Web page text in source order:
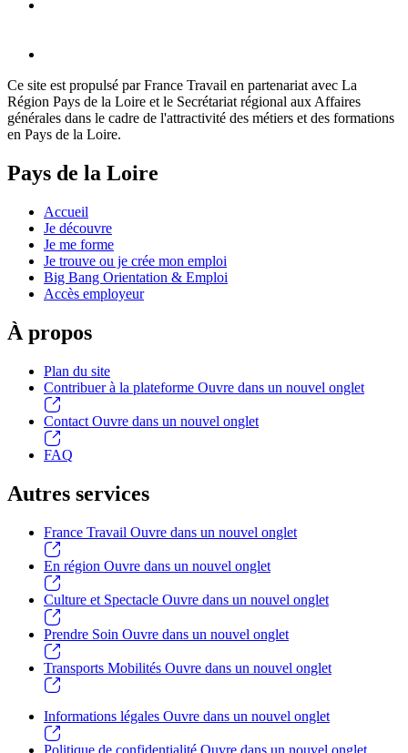
Ce site est propulsé par France Travail en partenariat avec La
Région Pays de la Loire et le Secrétariat régional aux Affaires
générales dans le cadre de l'attractivité des métiers et des formations
en Pays de la Loire.
Pays de la Loire
Accueil
Je découvre
Je me forme
Je trouve ou je crée mon emploi
Big Bang Orientation & Emploi
Accès employeur
À propos
Plan du site
Contribuer à la plateforme Ouvre dans un nouvel onglet
Contact Ouvre dans un nouvel onglet
FAQ
Autres services
France Travail Ouvre dans un nouvel onglet
En région Ouvre dans un nouvel onglet
Culture et Spectacle Ouvre dans un nouvel onglet
Prendre Soin Ouvre dans un nouvel onglet
Transports Mobilités Ouvre dans un nouvel onglet
Informations légales Ouvre dans un nouvel onglet